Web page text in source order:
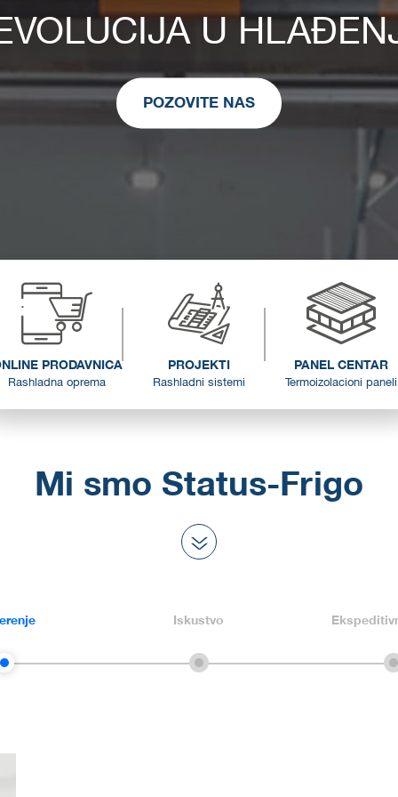
U
POZOVITE NAS
PRODAVNICA
Rashladna oprema
PROJEKTI
Rashladni sistemi
PANEL CENTAR
Termoizolacioni paneli
Mi smo Status-Frigo
Iskustvo
0 0